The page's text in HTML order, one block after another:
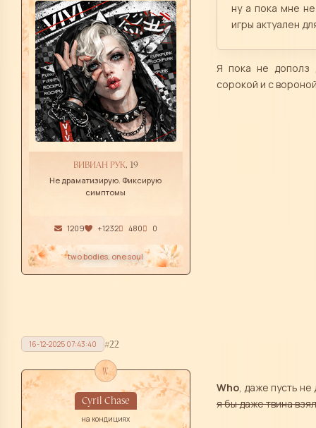
ВИВИАН РУК, 19
Не драматизирую. Фиксирую
симптомы
1209 +1232 480 0
two bodies, one soul
ну а пока мне
игры актуален
Я пока не дополз
сорокой и с
22
16-12-2025 07:43:40
w
Cyril Chase
на кондициях
Who, даже пусть не
я бы даже твина